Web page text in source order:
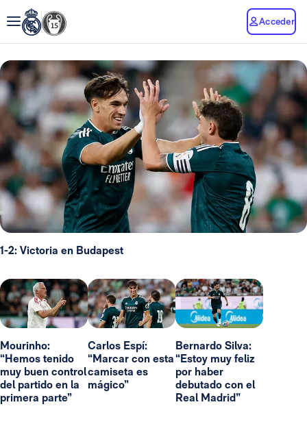
Acceder
1-2: Victoria en Budapest
Mourinho:
“Hemos tenido
muy buen control
del partido en la
primera parte”
Carlos Espí:
“Marcar con esta
camiseta es
mágico”
Bernardo Silva:
“Estoy muy feliz
por haber
debutado con el
Real Madrid”